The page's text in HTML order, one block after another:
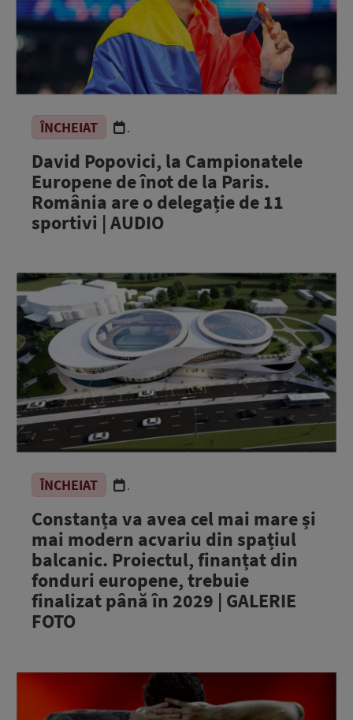
ÎNCHEIAT .
David Popovici, la Campionatele
Europene de înot de la Paris.
România are o delegație de 11
sportivi | AUDIO
ÎNCHEIAT .
Constanța va avea cel mai mare și
mai modern acvariu din spațiul
balcanic. Proiectul, finanțat din
fonduri europene, trebuie
finalizat până în 2029 | GALERIE
FOTO